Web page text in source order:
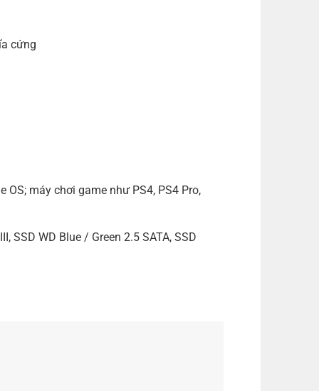
cứng
máy chơi game như PS4, PS4 Pro,
SSD WD Blue / Green 2.5 SATA, SSD